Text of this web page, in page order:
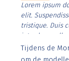
Lorem ipsum
elit.
tristique. Duis
interdum
Aenean
imperdiet.
Tijdens de